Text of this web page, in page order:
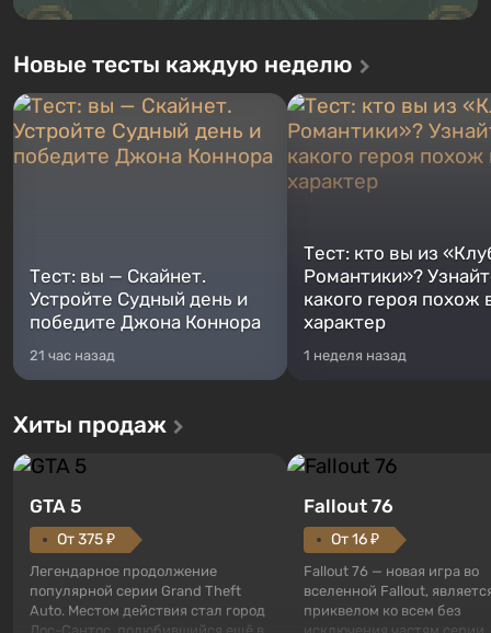
Новые тесты каждую неделю
Тест: вы — Скайнет.
Устройте Судный день и
победите Джона Коннора
21 час назад
Тест: кто вы из
Романтики»?
какого героя похож
характер
1 неделя назад
Хиты продаж
GTA 5
От 375 ₽
Легендарное продолжение
популярной серии Grand Theft
Auto. Местом действия стал город
Fallout 76
От 16 ₽
Fallout 76 — новая игра во
вселенной Fallout,
приквелом ко всем без